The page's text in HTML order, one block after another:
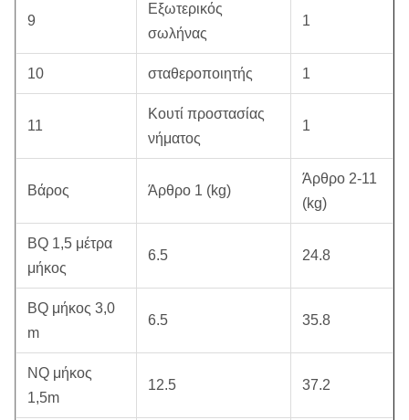
9
Εξωτερικός
σωλήνας
1
10 σταθεροποιητής 1
11
Κουτί προστασίας
νήματος
1
Βάρος Άρθρο 1 (kg)
Άρθρο 2-11
(kg)
BQ 1,5 μέτρα
μήκος
6.5 24.8
BQ μήκος 3,0
m
6.5 35.8
NQ μήκος
1,5m
12.5 37.2